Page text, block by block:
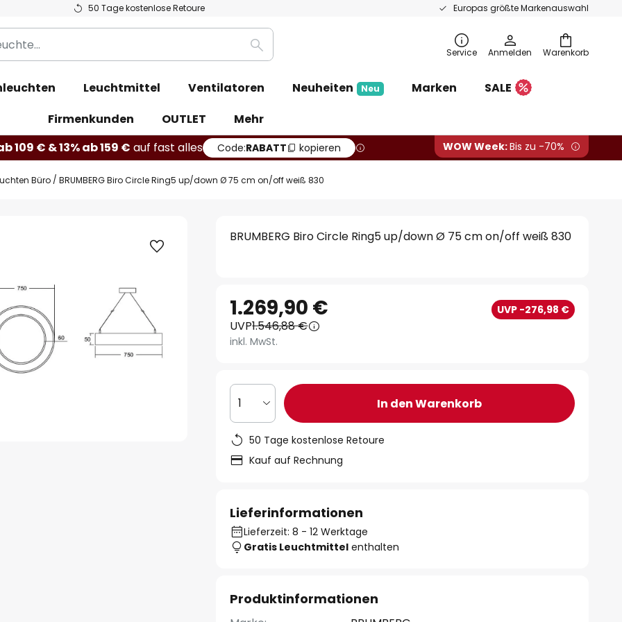
50 Tage kostenlose Retoure Europas größte Markenauswahl
Warenkorb
Suche Service Anmelden
Leuchtmittel Ventilatoren Neuheiten Neu Marken
SALE
Firmenkunden
OUTLET
Mehr
109 € & 13% ab 159 € auf fast alles Code:RABATT kopieren WOW Week:Bis zu -70%
Büro BRUMBERG Biro Circle Ring5 up/down Ø 75 cm on/off weiß 830
BRUMBERG Biro Circle Ring5 up/down Ø 75 cm on/off weiß 830
1.269,90 € UVP -276,98 €
UVP1.546,88 €
inkl. MwSt.
1 In den Warenkorb
50 Tage kostenlose Retoure
Kauf auf Rechnung
Lieferinformationen
Lieferzeit: 8 - 12 Werktage
Gratis Leuchtmittel enthalten
Produktinformationen